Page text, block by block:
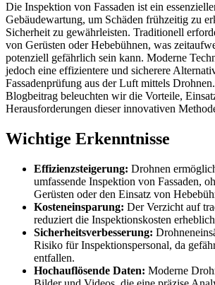
Die Inspektion von Fassaden ist ein
Gebäudewartung, um Schäden frühzeitig zu
Sicherheit zu gewährleisten. Traditionell
von Gerüsten oder Hebebühnen, was
potenziell gefährlich sein kann. Moderne
jedoch eine effizientere und sicherere
Fassadenprüfung aus der Luft mittels
Blogbeitrag beleuchten wir die Vorteile,
Herausforderungen dieser innovativen
Wichtige Erkenntnisse
Effizienzsteigerung: Drohnen
umfassende Inspektion von Fassaden,
Gerüsten oder den Einsatz von
Kosteneinsparung: Der Verzicht auf
reduziert die Inspektionskosten
Sicherheitsverbesserung:
Risiko für Inspektionspersonal, da
entfallen.
Hochauflösende Daten: Moderne